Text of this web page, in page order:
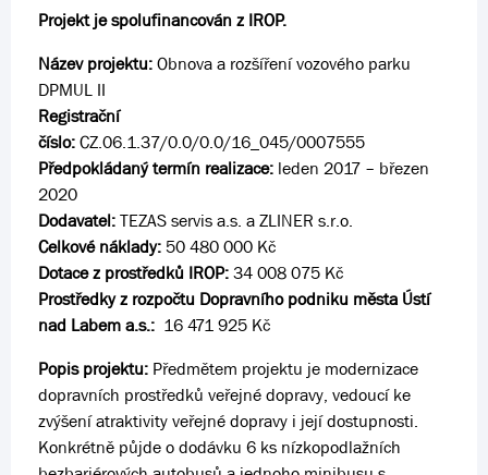
Projekt je spolufinancován z IROP.
Název projektu:Obnova a rozšíření vozového parku
DPMUL II
Registrační
číslo:CZ.06.1.37/0.0/0.0/16_045/0007555
Předpokládaný termín realizace: leden 2017 – březen
2020
Dodavatel:TEZAS servis a.s. a ZLINER s.r.o.
Celkové náklady:50 480 000 Kč
Dotace z prostředků IROP:34 008 075 Kč
Prostředky z rozpočtu Dopravního podniku města Ústí
nad Labem a.s.: 16 471 925 Kč
Popis projektu: Předmětem projektu je modernizace
dopravních prostředků veřejné dopravy, vedoucí ke
zvýšení atraktivity veřejné dopravy i její dostupnosti.
Konkrétně půjde o dodávku 6 ks nízkopodlažních